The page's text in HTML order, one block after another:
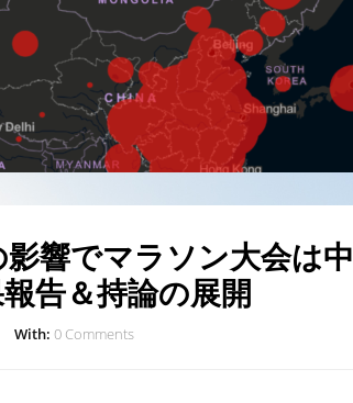
響でマラソン大会は
告＆持論の展開
With: 0 Comments